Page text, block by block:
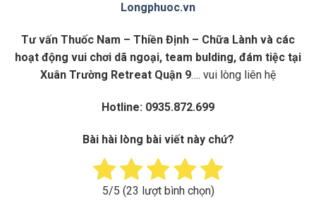
Longphuoc.vn
Tư vấn Thuốc Nam – Thiền Định – Chữa Lành và các
hoạt động vui chơi dã ngoại, team bulding, đám tiệc tại
Xuân Trường Retreat Quận 9…. vui lòng liên hệ
Hotline: 0935.872.699
Bài hài lòng bài viết này chứ?
5/5 (23 lượt bình chọn)